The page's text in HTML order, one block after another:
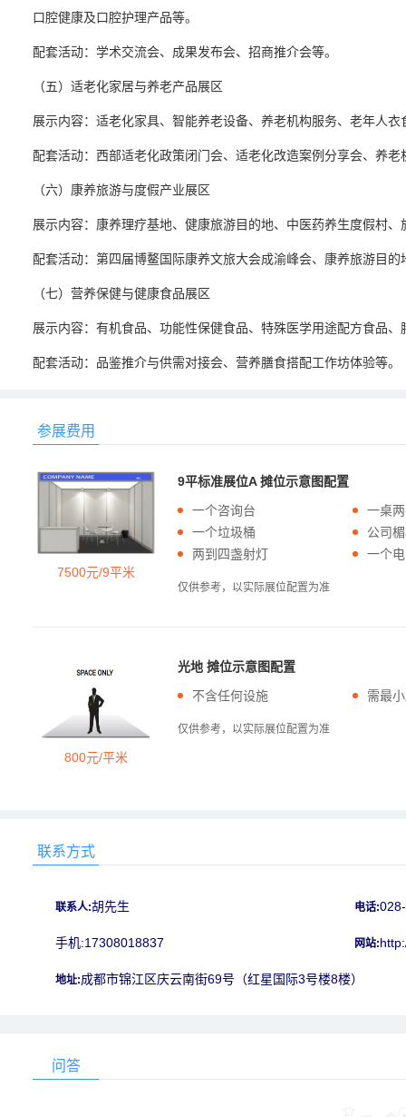
口腔健康及口腔护理产品等。
配套活动：学术交流会、成果发布会、招商推介会等。
（五）适老化家居与养老产品展区
展示内容：适老化家具、智能养老设备、养老机构服务、老年人衣
配套活动：西部适老化政策闭门会、适老化改造案例分享会、养
（六）康养旅游与度假产业展区
展示内容：康养理疗基地、健康旅游目的地、中医药养生度假村、
配套活动：第四届博鳌国际康养文旅大会成渝峰会、康养旅游目
（七）营养保健与健康食品展区
展示内容：有机食品、功能性保健食品、特殊医学用途配方食品
配套活动：品鉴推介与供需对接会、营养膳食搭配工作坊体验等。
参展费用
7500元/9平米
9平标准展位A 摊位示意图配置
一个咨询台
一桌
一个垃圾桶
公司
两到四盏射灯
一个
仅供参考，以实际展位配置为准
800元/平米
光地 摊位示意图配置
不含任何设施
需最
仅供参考，以实际展位配置为准
联系方式
联系人:胡先生 电话:
手机:17308018837 网站:
地址:成都市锦江区庆云南街69号（红星国际3号楼8楼）
问答